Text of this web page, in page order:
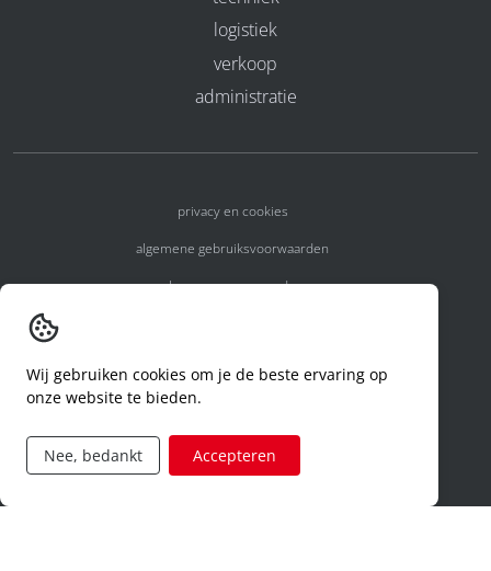
logistiek
verkoop
administratie
privacy en cookies
algemene gebruiksvoorwaarden
algemene voorwaarden
code of conduct
aanvraag rechten ivm privacy
Wij gebruiken cookies om je de beste ervaring op
onze website te bieden.
Nee, bedankt Accepteren